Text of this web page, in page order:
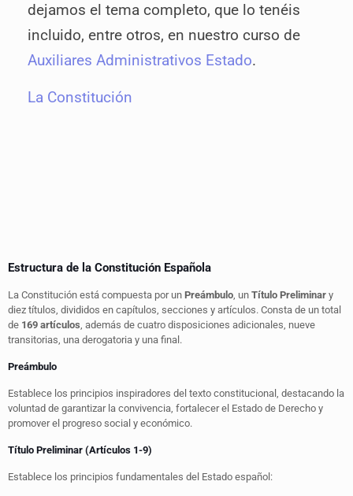
dejamos el tema completo, que lo tenéis
incluido, entre otros, en nuestro curso de
Auxiliares Administrativos Estado.
La Constitución
Estructura de la Constitución Española
La Constitución está compuesta por un Preámbulo , un Título Preliminar y
diez títulos, divididos en capítulos, secciones y artículos. Consta de un total
de 169 artículos , además de cuatro disposiciones adicionales, nueve
transitorias, una derogatoria y una final.
Preámbulo
Establece los principios inspiradores del texto constitucional, destacando la
voluntad de garantizar la convivencia, fortalecer el Estado de Derecho y
promover el progreso social y económico.
Título Preliminar (Artículos 1-9)
Establece los principios fundamentales del Estado español: